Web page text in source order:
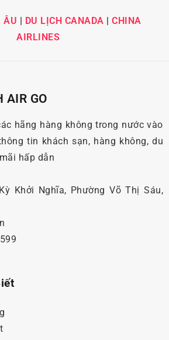
ÂU | DU LỊCH CANADA | CHINA
AIRLINES
AIR GO
hãng hàng không trong nước vào
tin khách sạn, hàng không, du
hấp dẫn
Khởi Nghĩa, Phường Võ Thị Sáu,